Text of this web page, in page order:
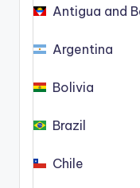
Antigua and
Argentina
Bolivia
Brazil
Chile